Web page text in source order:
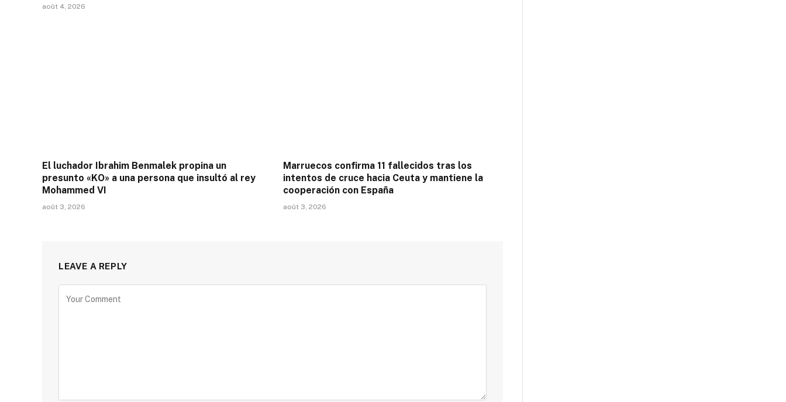
août 4, 2026
El luchador Ibrahim Benmalek propina un
presunto «KO» a una persona que insultó al rey
Mohammed VI
août 3, 2026
Marruecos confirma 11 fallecidos tras los
intentos de cruce hacia Ceuta y mantiene la
cooperación con España
août 3, 2026
LEAVE A REPLY